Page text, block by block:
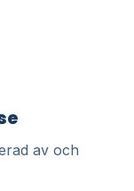
av och